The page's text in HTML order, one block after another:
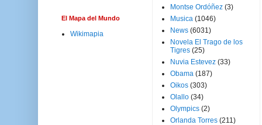
El Mapa del Mundo
Wikimapia
Montse Ordóñez (3)
Musica (1046)
News (6031)
Novela El Trago de los
Tigres (25)
Nuvia Estevez (33)
Obama (187)
Oikos (303)
Olallo (34)
Olympics (2)
Orlanda Torres (211)